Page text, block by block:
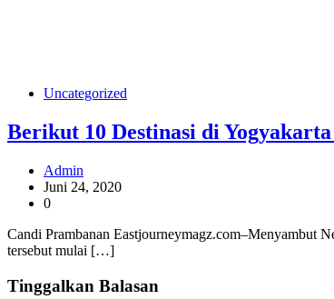
Uncategorized
Berikut 10 Destinasi di
Admin
Juni 24, 2020
0
Candi Prambanan Eastjourneymagz.com–Menyambut
tersebut mulai […]
Tinggalkan Balasan